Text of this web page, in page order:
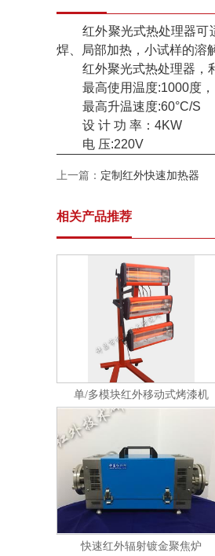
红外聚光式热处理器可
焊、局部加热，小试样的溶
红外聚光式热处理器，
最高使用温度:1000度，
最高升温速度:60°C/S
设 计 功 率：4KW
电 压:220V
上一篇： 定制红外快速加热器
相关产品推荐
单/多模块红外移动式烤漆机
快速红外辐射镀金聚焦炉